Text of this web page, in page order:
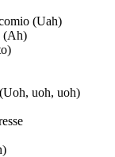
(Uah)
(Ah)
uoh, uoh)